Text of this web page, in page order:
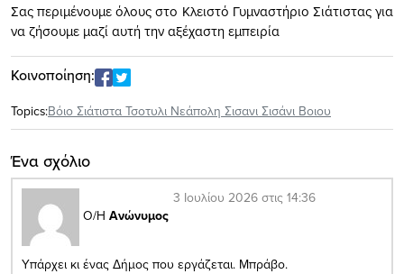
Σας περιμένουμε όλους στο Κλειστό Γυμναστήριο Σιάτιστας για
να ζήσουμε μαζί αυτή την αξέχαστη εμπειρία
Κοινοποίηση:
Topics:Βόιο Σιάτιστα Τσοτυλι Νεάπολη Σισανι Σισάνι Βοιου
Ένα σχόλιο
Ο/Η Ανώνυμος
3 Ιουλίου 2026 στις 14:36
Υπάρχει κι ένας Δήμος που εργάζεται. Μπράβο.